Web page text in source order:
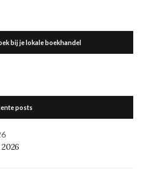
bij je lokale boekhandel
posts